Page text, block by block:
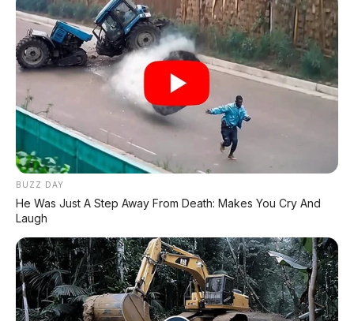
Comfort+– lebih lembut dari Comfort BMW, fokus
pada kenyamanan jarak jauh
Speed– fokus pada kecepatan elegan, bukan
"sport" yang agresif
📅 Rencana Produksi Model
Produksi Pertama
Tahu
2026 Alpina XB7 Manufaktur
120 unit –
September
BUZZ DAY
He Was Just A Step Away From Death: Makes You Cry And
Laugh